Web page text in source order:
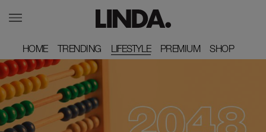
HOME
HOME TRENDING
TRENDING LIFESTYLE PREMIUM
PREMIUM SHOP
SHOP